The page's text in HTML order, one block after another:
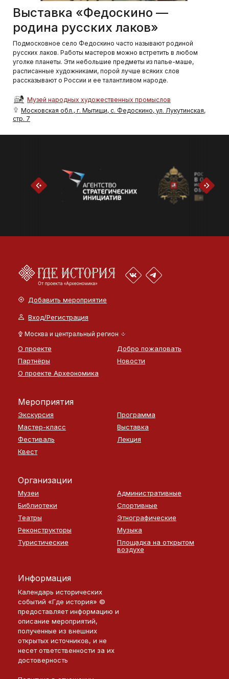
Выставка «Федоскино —
родина русских лаков»
Подмосковное село Федоскино часто называют родиной
русских лаков. Работы мастеров можно встретить в любом
уголке планеты. Эти небольшие предметы из папье-маше,
расписанные художниками, порой лучше всяких слов
рассказывают о России и ее талантливом народе.
Музей народных художественных промыслов
Московская обл., г. Мытищи, с. Федоскино, ул. Лукутинская,
стр. 7
Добавить мероприятие
Вход/Регистрация
Москва и центральный регион
О проекте
Добро пожаловать
Партнёры
Новости
О проекте Археономика
Мероприятия
Экскурсия
Программа
Мастер-класс
Выставка
Фестиваль
Лекция
Квест
Организации
Музеи
Административные
Библиотеки
Спортивные
Театры
Этнографические
Реконструкторы
Музыка
Туристические
Площадка на открытом
воздухе
Информация
Календарь исторических
событий «Где история» ©
предоставляет информацию и
описание мероприятий,
полученные из внешних
открытых источников, и не
несет ответственности за их
достоверность